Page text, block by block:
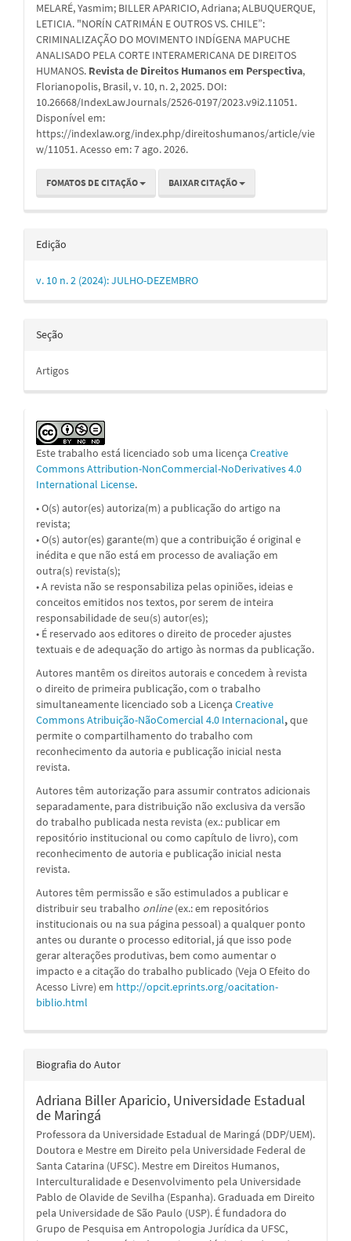
artigo
MELARÉ, Yasmim; BILLER APARICIO, Adriana; ALBUQUERQUE,
LETICIA. "NORÍN CATRIMÁN E OUTROS VS. CHILE”:
CRIMINALIZAÇÃO DO MOVIMENTO INDÍGENA MAPUCHE
ANALISADO PELA CORTE INTERAMERICANA DE DIREITOS
HUMANOS. Revista de Direitos Humanos em Perspectiva,
Florianopolis, Brasil, v. 10, n. 2, 2025. DOI:
10.26668/IndexLawJournals/2526-0197/2023.v9i2.11051.
Disponível em:
https://indexlaw.org/index.php/direitoshumanos/article/vie
w/11051. Acesso em: 7 ago. 2026.
FOMATOS DE CITAÇÃO BAIXAR CITAÇÃO
Edição
v. 10 n. 2 (2024): JULHO-DEZEMBRO
Seção
Artigos
Este trabalho está licenciado sob uma licença Creative
Commons Attribution-NonCommercial-NoDerivatives 4.0
International License.
• O(s) autor(es) autoriza(m) a publicação do artigo na
revista;
• O(s) autor(es) garante(m) que a contribuição é original e
inédita e que não está em processo de avaliação em
outra(s) revista(s);
• A revista não se responsabiliza pelas opiniões, ideias e
conceitos emitidos nos textos, por serem de inteira
responsabilidade de seu(s) autor(es);
• É reservado aos editores o direito de proceder ajustes
textuais e de adequação do artigo às normas da publicação.
Autores mantêm os direitos autorais e concedem à revista
o direito de primeira publicação, com o trabalho
simultaneamente licenciado sob a Licença Creative
Commons Atribuição-NãoComercial 4.0 Internacional,que
permite o compartilhamento do trabalho com
reconhecimento da autoria e publicação inicial nesta
revista.
Autores têm autorização para assumir contratos adicionais
separadamente, para distribuição não exclusiva da versão
do trabalho publicada nesta revista (ex.: publicar em
repositório institucional ou como capítulo de livro), com
reconhecimento de autoria e publicação inicial nesta
revista.
Autores têm permissão e são estimulados a publicar e
distribuir seu trabalho online(ex.: em repositórios
institucionais ou na sua página pessoal) a qualquer ponto
antes ou durante o processo editorial, já que isso pode
gerar alterações produtivas, bem como aumentar o
impacto e a citação do trabalho publicado (Veja O Efeito do
Acesso Livre) em http://opcit.eprints.org/oacitation-
biblio.html
Biografia do Autor
Adriana Biller Aparicio, Universidade Estadual
de Maringá
Professora da Universidade Estadual de Maringá (DDP/UEM).
Doutora e Mestre em Direito pela Universidade Federal de
Santa Catarina (UFSC). Mestre em Direitos Humanos,
Interculturalidade e Desenvolvimento pela Universidade
Pablo de Olavide de Sevilha (Espanha). Graduada em Direito
pela Universidade de São Paulo (USP). É fundadora do
Grupo de Pesquisa em Antropologia Jurídica da UFSC,